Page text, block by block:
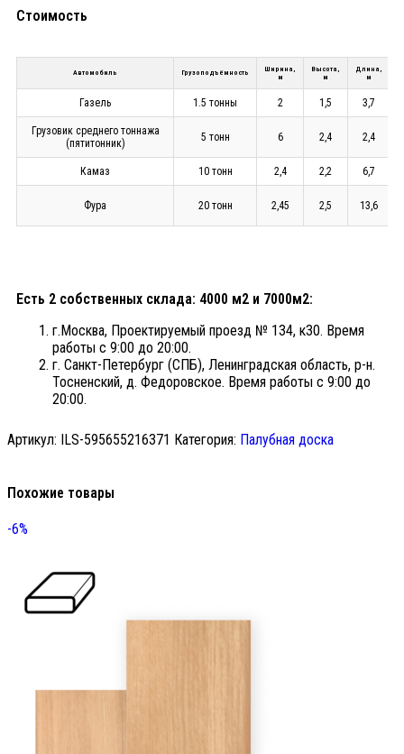
Стоимость
Автомобиль Грузоподъёмность
Ширина,
м
Высота,
м
Длина,
м
Газель 1.5 тонны 2 1,5 3,7
Грузовик среднего тоннажа
(пятитонник)
5 тонн 6 2,4 2,4
Камаз 10 тонн 2,4 2,2 6,7
Фура 20 тонн 2,45 2,5 13,6
Есть 2 собственных склада: 4000 м2 и 7000м2:
г.Москва, Проектируемый проезд № 134, к30. Время
работы с 9:00 до 20:00.
г. Санкт-Петербург (СПБ), Ленинградская область, р-н.
Тосненский, д. Федоровское. Время работы с 9:00 до
20:00.
Артикул: ILS-595655216371 Категория: Палубная доска
Похожие товары
-6%